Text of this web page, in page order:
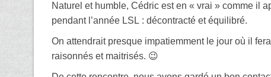
Naturel et humble, Cédric est en « vrai » comme il
pendant l’année LSL : décontracté et équilibré.
On attendrait presque impatiemment le jour où il
raisonnés et maitrisés. 😉